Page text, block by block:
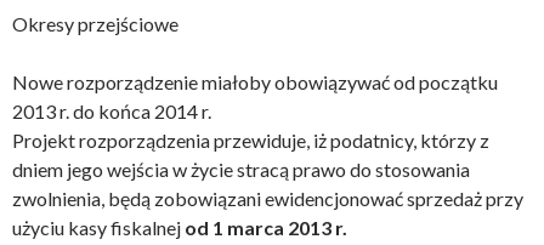
Okresy przejściowe
Nowe rozporządzenie miałoby obowiązywać od początku
2013 r. do końca 2014 r.
Projekt rozporządzenia przewiduje, iż podatnicy, którzy z
dniem jego wejścia w życie stracą prawo do stosowania
zwolnienia, będą zobowiązani ewidencjonować sprzedaż przy
użyciu kasy fiskalnej od 1 marca 2013 r.